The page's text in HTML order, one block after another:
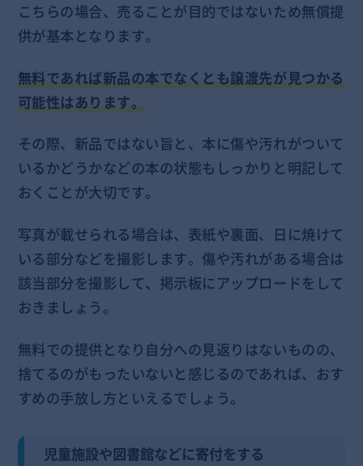
こちらの場合、売ることが目的ではないため無償提
供が基本となります。
無料であれば新品の本でなくとも譲渡先が見つかる
可能性はあります。
その際、新品ではない旨と、本に傷や汚れがついて
いるかどうかなどの本の状態もしっかりと明記して
おくことが大切です。
写真が載せられる場合は、表紙や裏面、日に焼けて
いる部分などを撮影します。傷や汚れがある場合は
該当部分を撮影して、掲示板にアップロードをして
おきましょう。
無料での提供となり自分への見返りはないものの、
捨てるのがもったいないと感じるのであれば、おす
すめの手放し方といえるでしょう。
児童施設や図書館などに寄付をする